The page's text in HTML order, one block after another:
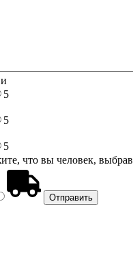
5
5
5
что вы человек, выбрав